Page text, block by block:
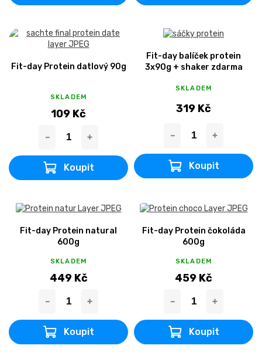
Fit-day Protein datlový 90g
109 Kč
SKLADEM
Fit-day balíček protein
3x90g + shaker zdarma
319 Kč
SKLADEM
Fit-day Protein natural
600g
449 Kč
SKLADEM
Fit-day Protein čokoláda
600g
459 Kč
SKLADEM